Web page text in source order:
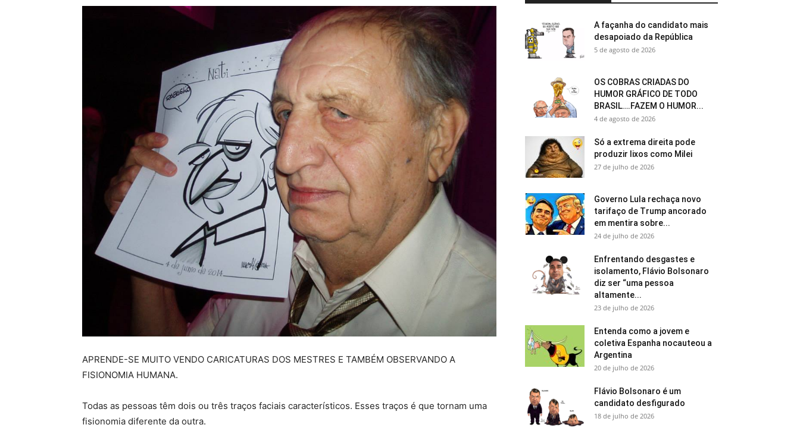
APRENDE-SE MUITO VENDO CARICATURAS DOS MESTRES E TAMBÉM OBSERVANDO A
FISIONOMIA HUMANA.
Todas as pessoas têm dois ou três traços faciais característicos. Esses traços é que tornam uma
fisionomia diferente da outra.
A façanha do candidato mais
desapoiado da República
5 de agosto de 2026
OS COBRAS CRIADAS DO
HUMOR GRÁFICO DE TODO
BRASIL….FAZEM O HUMOR...
4 de agosto de 2026
Só a extrema direita pode
produzir lixos como Milei
27 de julho de 2026
Governo Lula rechaça novo
tarifaço de Trump ancorado
em mentira sobre...
24 de julho de 2026
Enfrentando desgastes e
isolamento, Flávio Bolsonaro
diz ser “uma pessoa
altamente...
23 de julho de 2026
Entenda como a jovem e
coletiva Espanha nocauteou a
Argentina
20 de julho de 2026
Flávio Bolsonaro é um
candidato desfigurado
18 de julho de 2026